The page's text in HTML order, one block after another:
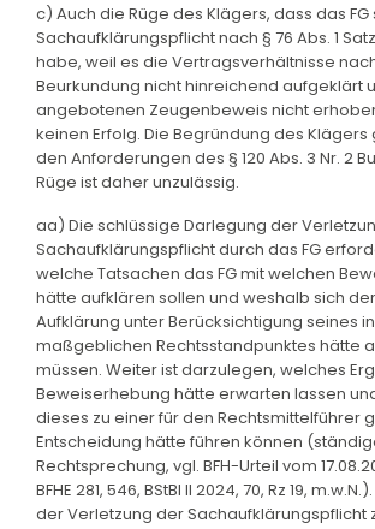
c) Auch die Rüge des Klägers, dass das FG
Sachaufklärungspflicht nach § 76 Abs. 1
habe, weil es die Vertragsverhältnisse
Beurkundung nicht hinreichend aufgeklärt
angebotenen Zeugenbeweis nicht
keinen Erfolg. Die Begründung des
den Anforderungen des § 120 Abs. 3 Nr. 2
Rüge ist daher unzulässig.
aa) Die schlüssige Darlegung der
Sachaufklärungspflicht durch das FG
welche Tatsachen das FG mit welchen
hätte aufklären sollen und weshalb sich
Aufklärung unter Berücksichtigung seines
maßgeblichen Rechtsstandpunktes hätte
müssen. Weiter ist darzulegen, welches
Beweiserhebung hätte erwarten lassen
dieses zu einer für den Rechtsmittelführer
Entscheidung hätte führen können
Rechtsprechung, vgl. BFH-Urteil vom
BFHE 281, 546, BStBl II 2024, 70, Rz 19,
der Verletzung der Sachaufklärungspflicht